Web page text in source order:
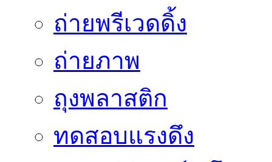
ถ่ายพรีเวดดิ้ง
ถ่ายภาพ
ถุงพลาสติก
ทดสอบแรงดึง